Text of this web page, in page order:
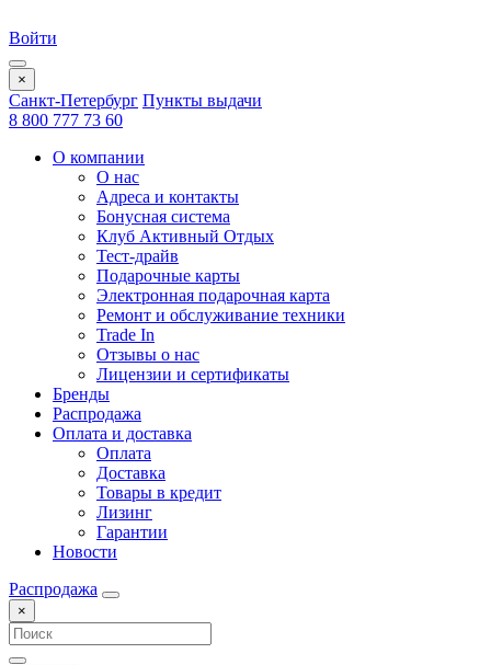
Войти
×
Санкт-Петербург Пункты выдачи
8 800 777 73 60
О компании
О нас
Адреса и контакты
Бонусная система
Клуб Активный Отдых
Тест-драйв
Подарочные карты
Электронная подарочная карта
Ремонт и обслуживание техники
Trade In
Отзывы о нас
Лицензии и сертификаты
Бренды
Распродажа
Оплата и доставка
Оплата
Доставка
Товары в кредит
Лизинг
Гарантии
Новости
Распродажа
×